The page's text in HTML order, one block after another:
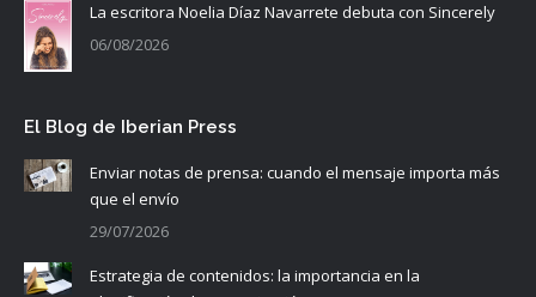
La escritora Noelia Díaz Navarrete debuta con Sincerely
06/08/2026
El Blog de Iberian Press
Enviar notas de prensa: cuando el mensaje importa más
que el envío
29/07/2026
Estrategia de contenidos: la importancia en la